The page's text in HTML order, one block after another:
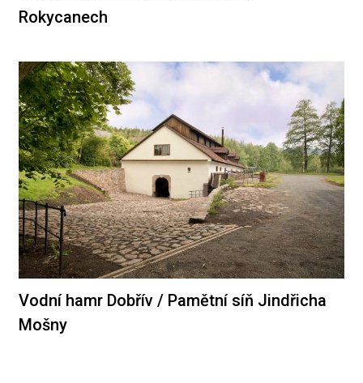
Rokycanech
Vodní hamr Dobřív / Pamětní síň Jindřicha
Mošny